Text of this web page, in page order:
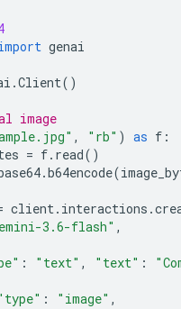
genai
.Client()
image
, "rb" ) as f :
= f. read()
.b64encode(
client. interactions .
3.6-flash" ,
: "text" , "text" :
: "image" ,